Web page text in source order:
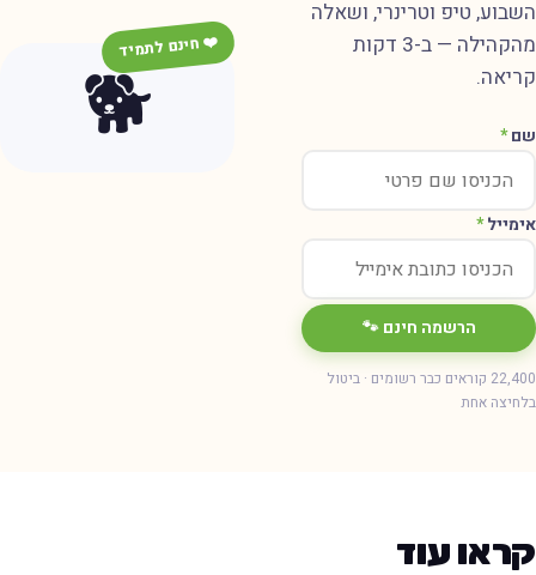
טיפ וטרינרי, ושאלה
מהקהילה — ב-3 דקות
*
*
הרשמה חינם 🐾
22,400 קוראים כבר רשומים · ביטול
אחת
🐕
❤️ חינם לתמיד
עוד